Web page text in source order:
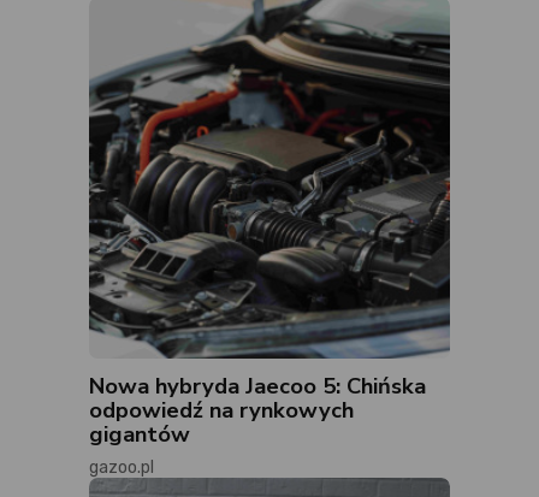
Nowa hybryda Jaecoo 5: Chińska
odpowiedź na rynkowych
gigantów
gazoo.pl